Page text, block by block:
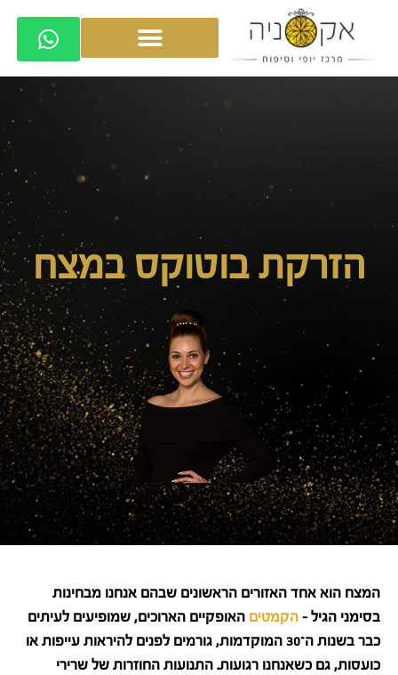
הזרקת בוטוקס במצח
המצח הוא אחד האזורים הראשונים שבהם אנחנו מבחינות
בסימני הגיל – הקמטים האופקיים הארוכים, שמופיעים לעיתים
כבר בשנות ה־30 המוקדמות, גורמים לפנים להיראות עייפות או
כועסות, גם כשאנחנו רגועות. התנועות החוזרות של שרירי